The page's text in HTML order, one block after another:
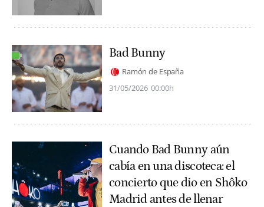
Bad Bunny
Ramón de España
31/05/2026 00:00h
Cuando Bad Bunny aún
cabía en una discoteca: el
concierto que dio en Shôko
Madrid antes de llenar